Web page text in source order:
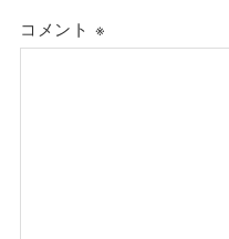
コメント ※